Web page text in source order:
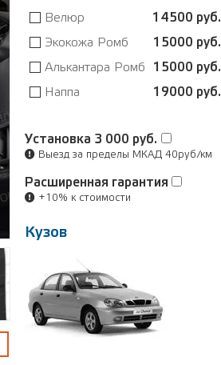
Велюр 14500 руб.
Экокожа Ромб 15000 руб.
Алькантара Ромб 15000 руб.
Наппа 19000 руб.
Установка 3 000 руб.
Выезд за пределы МКАД 40руб/км
Расширенная гарантия
+10% к стоимости
Кузов